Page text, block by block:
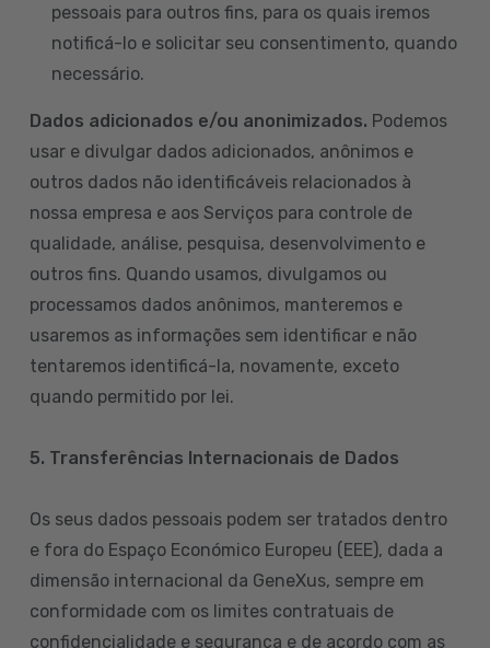
pessoais para outros fins, para os quais iremos
notificá-lo e solicitar seu consentimento, quando
necessário.
Dados adicionados e/ou anonimizados. Podemos
usar e divulgar dados adicionados, anônimos e
outros dados não identificáveis relacionados à
nossa empresa e aos Serviços para controle de
qualidade, análise, pesquisa, desenvolvimento e
outros fins. Quando usamos, divulgamos ou
processamos dados anônimos, manteremos e
usaremos as informações sem identificar e não
tentaremos identificá-la, novamente, exceto
quando permitido por lei.
5. Transferências Internacionais de Dados
Os seus dados pessoais podem ser tratados dentro
e fora do Espaço Económico Europeu (EEE), dada a
dimensão internacional da GeneXus, sempre em
conformidade com os limites contratuais de
confidencialidade e segurança e de acordo com as